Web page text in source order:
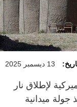
13 ديسمبر 2025
لإطلاق نار
جولة ميدانية